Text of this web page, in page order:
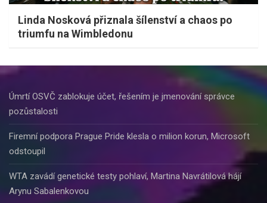
Linda Nosková přiznala šílenství a chaos po
triumfu na Wimbledonu
Úmrtí OSVČ zablokuje účet, řešením je jmenování správce
pozůstalosti
Firemní podpora Prague Pride klesla o milion korun, Microsoft
odstoupil
WTA zavádí genetické testy pohlaví, Martina Navrátilová hájí
Arynu Sabalenkovou